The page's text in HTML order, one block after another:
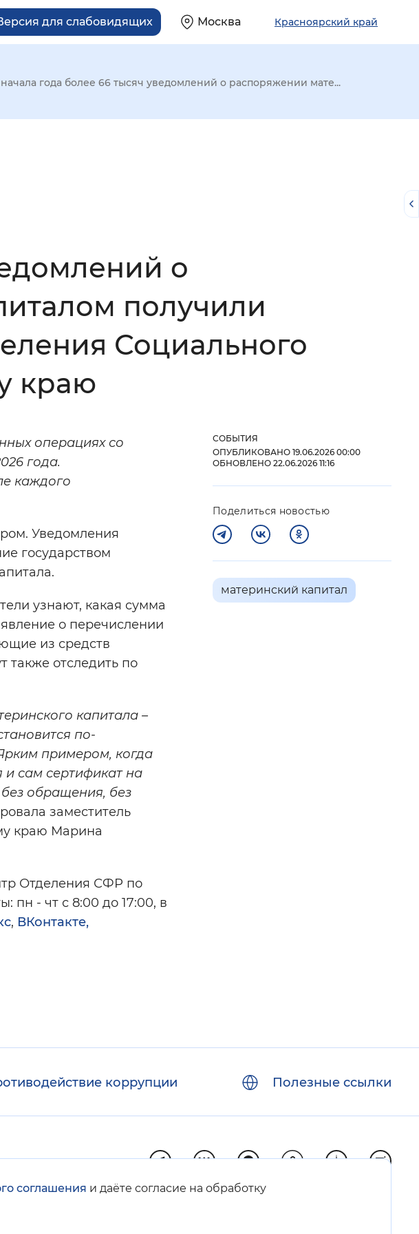
для слабовидящих Москва Красноярский край
Большой
Повторить
года более 66 тысяч уведомлений о распоряжении мате...
о
получили
Социального
краю
операциях со
года.
каждого
Уведомления
государством
узнают, какая сумма
о перечислении
из средств
также отследить по
капитала –
по-
примером, когда
и сам сертификат на
обращения, без
заместитель
краю Марина
Отделения СФР по
пн - чт с 8:00 до 17:00, в
, ВКонтакте,
СОБЫТИЯ
ОПУБЛИКОВАНО 19.06.2026 00:00
ОБНОВЛЕНО 22.06.2026 11:16
Поделиться новостью
материнский капитал
соглашения и даёте согласие на обработку
коррупции Полезные ссылки